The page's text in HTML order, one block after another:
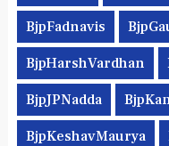
BjpFadnavis
BjpHarshVardhan
BjpJPNadda
BjpKeshavMaurya